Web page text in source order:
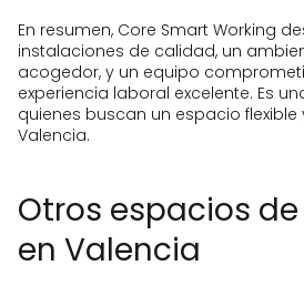
En resumen, Core Smart Working
instalaciones de calidad, un
acogedor, y un equipo
experiencia laboral excelente. Es
quienes buscan un espacio
Valencia.
Otros espacios
en Valencia